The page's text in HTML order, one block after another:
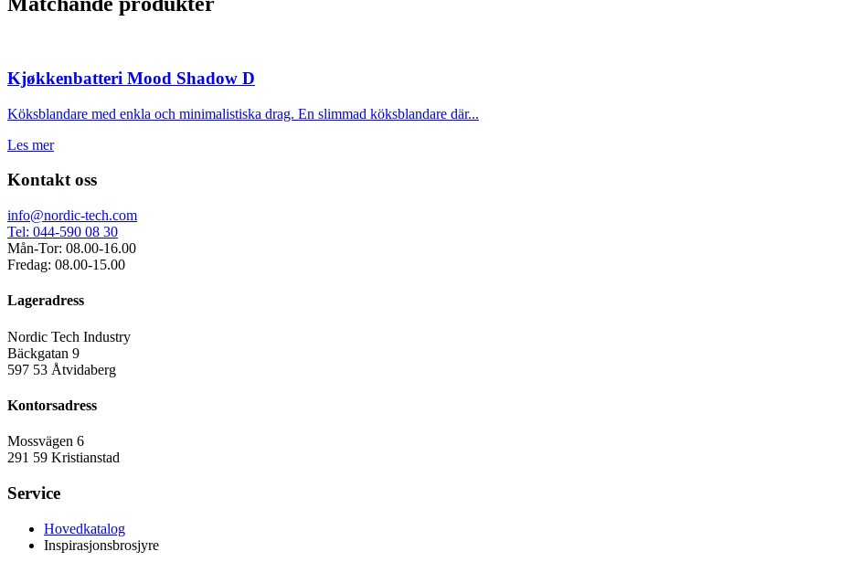
Kjøkkenbatteri Mood Shadow D
Köksblandare med enkla och minimalistiska drag. En slimmad köksblandare där...
Les mer
Kontakt oss
info@nordic-tech.com
Tel: 044-590 08 30
Mån-Tor: 08.00-16.00
Fredag: 08.00-15.00
Lageradress
Nordic Tech Industry
Bäckgatan 9
597 53 Åtvidaberg
Kontorsadress
Mossvägen 6
291 59 Kristianstad
Service
Hovedkatalog
Inspirasjonsbrosjyre